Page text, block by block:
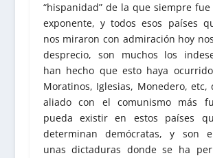
“hispanidad” de la que siempre
exponente, y todos esos países
nos miraron con admiración hoy
desprecio, son muchos los
han hecho que esto haya
Moratinos, Iglesias, Monedero, etc,
aliado con el comunismo más
pueda existir en estos países
determinan demócratas, y son
unas dictaduras donde se ha